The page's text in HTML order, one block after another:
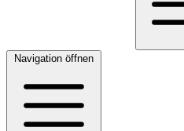
Navigation öffnen